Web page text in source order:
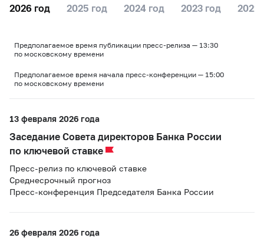
2026 год 2025 год 2024 год 2023 год 2022
Предполагаемое время публикации пресс-релиза — 13:30
по московскому времени
Предполагаемое время начала пресс-конференции — 15:00
по московскому времени
13 февраля 2026 года
Заседание Совета директоров Банка России
по ключевой ставке
Пресс-релиз по ключевой ставке
Среднесрочный прогноз
Пресс-конференция Председателя Банка России
26 февраля 2026 года